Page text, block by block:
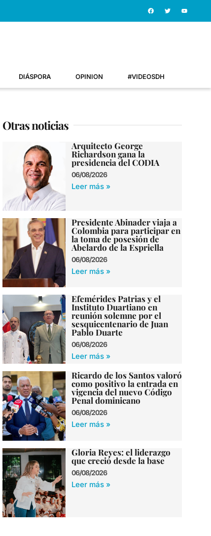
DIÁSPORA OPINION #VIDEOSDH
Otras noticias
Arquitecto George
Richardson gana la
presidencia del CODIA
06/08/2026
Leer más »
Presidente Abinader viaja a
Colombia para participar en
la toma de posesión de
Abelardo de la Espriella
06/08/2026
Leer más »
Efemérides Patrias y el
Instituto Duartiano en
reunión solemne por el
sesquicentenario de Juan
Pablo Duarte
06/08/2026
Leer más »
Ricardo de los Santos valoró
como positivo la entrada en
vigencia del nuevo Código
Penal dominicano
06/08/2026
Leer más »
Gloria Reyes: el liderazgo
que creció desde la base
06/08/2026
Leer más »